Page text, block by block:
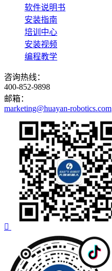
软件说明书
安装指南
培训中心
安装视频
编程教学
咨询热线：
400-852-9898
邮箱：
marketing@huayan-robotics.com